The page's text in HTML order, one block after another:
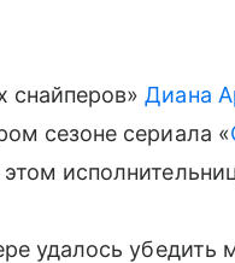
снайперов»Диана
сезоне сериала «
удалось убедить